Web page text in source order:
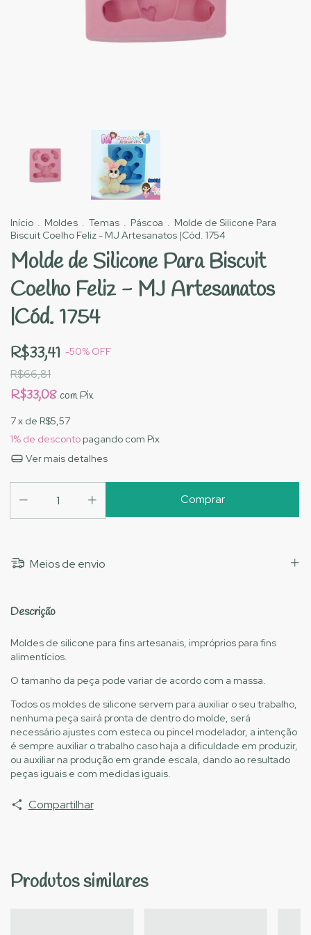
Início . Moldes . Temas . Páscoa . Molde de Silicone Para
Biscuit Coelho Feliz - MJ Artesanatos |Cód. 1754
Molde de Silicone Para Biscuit
Coelho Feliz - MJ Artesanatos
|Cód. 1754
R$33,41 -50% OFF
R$66,81
R$33,08 com Pix
7x de R$5,57
1% de desconto pagando com Pix
Ver mais detalhes
Meios de envio
Descrição
Moldes de silicone para fins artesanais, impróprios para fins
alimentícios.
O tamanho da peça pode variar de acordo com a massa.
Todos os moldes de silicone servem para auxiliar o seu trabalho,
nenhuma peça sairá pronta de dentro do molde, será
necessário ajustes com esteca ou pincel modelador, a intenção
é sempre auxiliar o trabalho caso haja a dificuldade em produzir,
ou auxiliar na produção em grande escala, dando ao resultado
peças iguais e com medidas iguais.
Compartilhar
Produtos similares